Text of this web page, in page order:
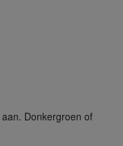
Donkergroen of